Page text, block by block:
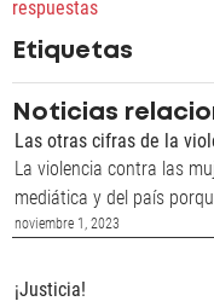
respuestas
Etiquetas
Noticias
Las otras cifras de la
La violencia contra las
mediática y del país
noviembre 1, 2023
¡Justicia!